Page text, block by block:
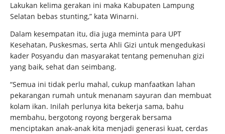
Lakukan kelima gerakan ini maka Kabupaten Lampung
Selatan bebas stunting,” kata Winarni.
Dalam kesempatan itu, dia juga meminta para UPT
Kesehatan, Puskesmas, serta Ahli Gizi untuk mengedukasi
kader Posyandu dan masyarakat tentang pemenuhan gizi
yang baik, sehat dan seimbang.
“Semua ini tidak perlu mahal, cukup manfaatkan lahan
pekarangan rumah untuk menanam sayuran dan membuat
kolam ikan. Inilah perlunya kita bekerja sama, bahu
membahu, bergotong royong bergerak bersama
menciptakan anak-anak kita menjadi generasi kuat, cerdas